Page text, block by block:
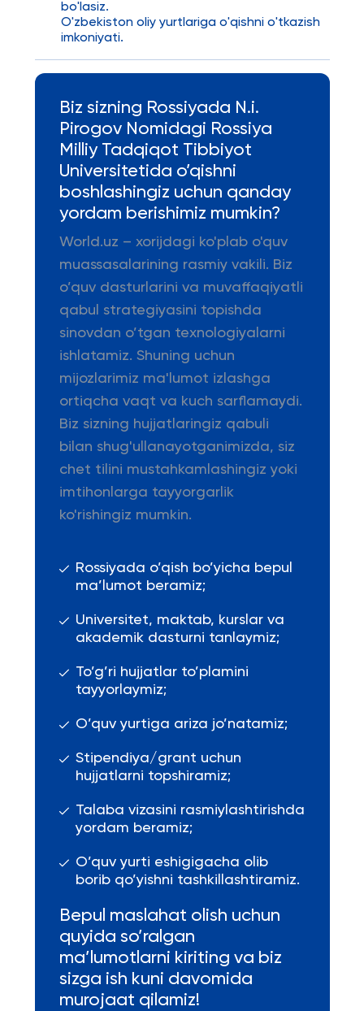
bo'lasiz.
O'zbekiston oliy yurtlariga o'qishni o'tkazish
imkoniyati.
Biz sizning Rossiyada N.i.
Pirogov Nomidagi Rossiya
Milliy Tadqiqot Tibbiyot
Universitetida o’qishni
boshlashingiz uchun qanday
yordam berishimiz mumkin?
World.uz – xorijdagi ko'plab o'quv
muassasalarining rasmiy vakili. Biz
o’quv dasturlarini va muvaffaqiyatli
qabul strategiyasini topishda
sinovdan o’tgan texnologiyalarni
ishlatamiz. Shuning uchun
mijozlarimiz ma'lumot izlashga
ortiqcha vaqt va kuch sarflamaydi.
Biz sizning hujjatlaringiz qabuli
bilan shug'ullanayotganimizda, siz
chet tilini mustahkamlashingiz yoki
imtihonlarga tayyorgarlik
ko'rishingiz mumkin.
Rossiyada o’qish bo’yicha bepul
ma’lumot beramiz;
Universitet, maktab, kurslar va
akademik dasturni tanlaymiz;
To’g’ri hujjatlar to’plamini
tayyorlaymiz;
O’quv yurtiga ariza jo’natamiz;
Stipendiya/grant uchun
hujjatlarni topshiramiz;
Talaba vizasini rasmiylashtirishda
yordam beramiz;
O’quv yurti eshigigacha olib
borib qo’yishni tashkillashtiramiz.
Bepul maslahat olish uchun
quyida so’ralgan
ma’lumotlarni kiriting va biz
sizga ish kuni davomida
murojaat qilamiz!